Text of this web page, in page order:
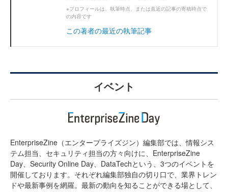
※プロフィールは、執筆時点、または直近の記事の寄稿時点で
の内容です
この著者の最近の執筆記事
イベント
EnterpriseZine（エンタープライズジン）編集部では、情報シス
テム担当、セキュリティ担当の方々向けに、EnterpriseZine
Day、Security Online Day、DataTechという、3つのイベントを
開催しております。それぞれ編集部独自の切り口で、業界トレン
ドや最新事例を網羅。最新の動向を知ることができる場として、